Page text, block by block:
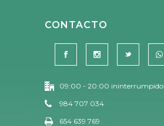
CONTACTO
09:00 - 20:00 ininterrumpido
984 707 034
654 639 769